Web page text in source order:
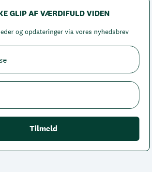
GLIP AF VÆRDIFULD VIDEN
og opdateringer via vores nyhedsbrev